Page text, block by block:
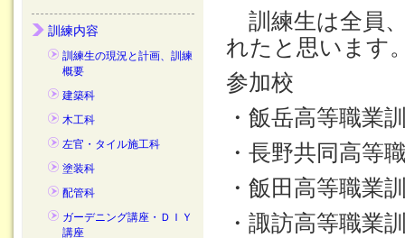
訓練内容
訓練生の現況と計画、訓練
概要
建築科
木工科
左官・タイル施工科
塗装科
配管科
ガーデニング講座・ＤＩＹ
講座
訓練生は全員
れたと思います
参加校
・飯岳高等職業
・長野共同高等
・飯田高等職業
・諏訪高等職業